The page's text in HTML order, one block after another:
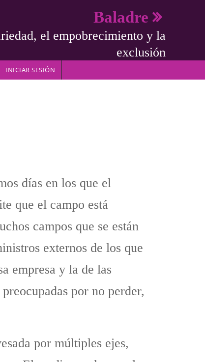
Baladre
el empobrecimiento y la
exclusión
INICIAR SESIÓN
días en los que el
que el campo está
campos que se están
externos de los que
empresa y la de las
por no perder,
por múltiples ejes,